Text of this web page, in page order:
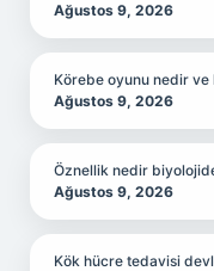
Ağustos 9, 2026
Körebe oyunu nedir ve
Ağustos 9, 2026
Öznellik nedir
Ağustos 9, 2026
Kök hücre tedavisi